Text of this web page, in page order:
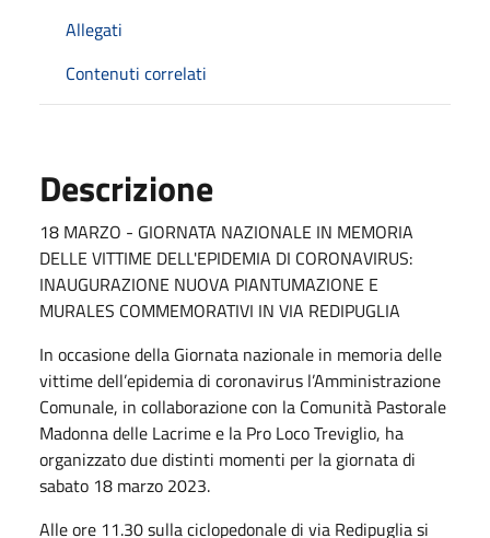
Allegati
Contenuti correlati
Descrizione
18 MARZO - GIORNATA NAZIONALE IN MEMORIA
DELLE VITTIME DELL'EPIDEMIA DI CORONAVIRUS:
INAUGURAZIONE NUOVA PIANTUMAZIONE E
MURALES COMMEMORATIVI IN VIA REDIPUGLIA
In occasione della Giornata nazionale in memoria delle
vittime dell’epidemia di coronavirus l’Amministrazione
Comunale, in collaborazione con la Comunità Pastorale
Madonna delle Lacrime e la Pro Loco Treviglio, ha
organizzato due distinti momenti per la giornata di
sabato 18 marzo 2023.
Alle ore 11.30 sulla ciclopedonale di via Redipuglia si